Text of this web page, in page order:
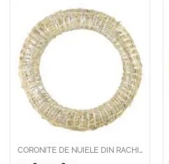
CORONITE DE NUIELE DIN RACHITA